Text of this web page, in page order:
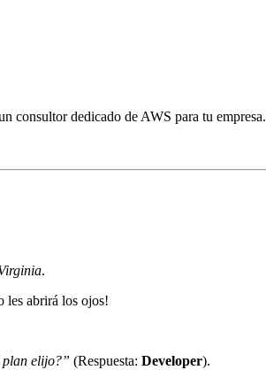
consultor dedicado de AWS para tu empresa.
.
les abrirá los ojos!
plan elijo?” (Respuesta: Developer).